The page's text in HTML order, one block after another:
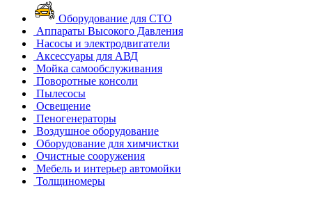
Оборудование для СТО
Аппараты Высокого Давления
Насосы и электродвигатели
Аксессуары для АВД
Мойка самообслуживания
Поворотные консоли
Пылесосы
Освещение
Пеногенераторы
Воздушное оборудование
Оборудование для химчистки
Очистные сооружения
Мебель и интерьер автомойки
Толщиномеры